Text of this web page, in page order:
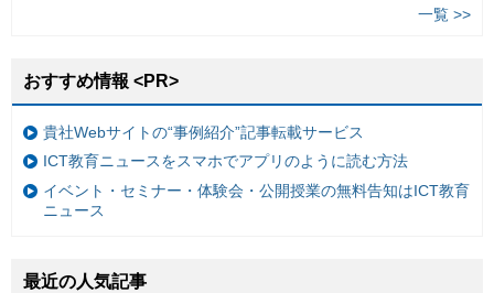
一覧 >>
おすすめ情報 <PR>
貴社Webサイトの“事例紹介”記事転載サービス
ICT教育ニュースをスマホでアプリのように読む方法
イベント・セミナー・体験会・公開授業の無料告知はICT教育
ニュース
最近の人気記事